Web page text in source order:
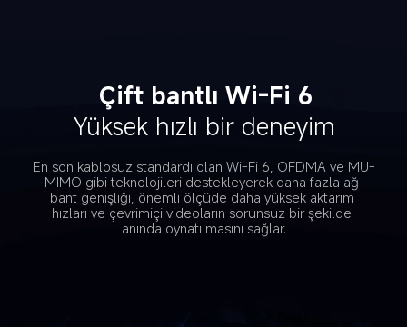
Çift bantlı Wi-Fi 6
Yüksek hızlı bir deneyim
En son kablosuz standardı olan Wi-Fi 6, OFDMA ve MU-
MIMO gibi teknolojileri destekleyerek daha fazla ağ
bant genişliği, önemli ölçüde daha yüksek aktarım
hızları ve çevrimiçi videoların sorunsuz bir şekilde
anında oynatılmasını sağlar.